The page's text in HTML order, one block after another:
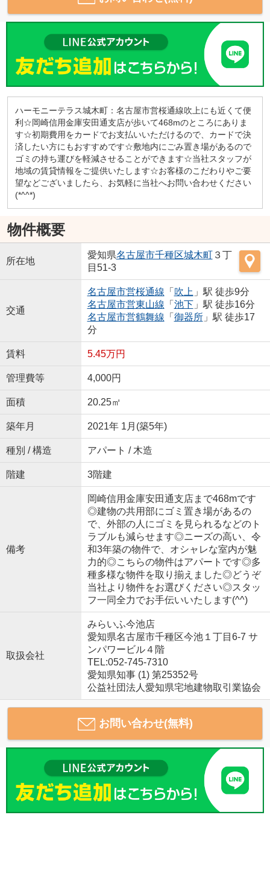
ハーモニーテラス城木町：名古屋市営桜通線吹上にも近くて便
利☆岡崎信用金庫安田通支店が歩いて468mのところにありま
す☆初期費用をカードでお支払いいただけるので、カードで決
済したい方にもおすすめです☆敷地内にごみ置き場があるので
ゴミの持ち運びを軽減させることができます☆当社スタッフが
地域の賃貸情報をご提供いたします☆お客様のこだわりやご要
望などございましたら、お気軽に当社へお問い合わせください
(*^^*)
物件概要
所在地
愛知県名古屋市千種区城木町３丁
目51-3
交通
名古屋市営桜通線 「 吹上」駅 徒歩9分
名古屋市営東山線 「 池下」駅 徒歩16分
名古屋市営鶴舞線 「 御器所」駅 徒歩17
分
賃料 5.45万円
管理費等 4,000円
面積 20.25㎡
築年月 2021年 1月(築5年)
種別 / 構造 アパート / 木造
階建 3階建
備考
岡崎信用金庫安田通支店まで468mです
◎建物の共用部にゴミ置き場があるの
で、外部の人にゴミを見られるなどのト
ラブルも減らせます◎ニーズの高い、令
和3年築の物件で、オシャレな室内が魅
力的◎こちらの物件はアパートです◎多
種多様な物件を取り揃えました◎どうぞ
当社より物件をお選びください◎スタッ
フ一同全力でお手伝いいたします(^^)
取扱会社
みらいふ今池店
愛知県名古屋市千種区今池１丁目6-7 サ
ンパワービル４階
TEL:052-745-7310
愛知県知事 (1) 第25352号
公益社団法人愛知県宅地建物取引業協会
お問い合わせ(無料)